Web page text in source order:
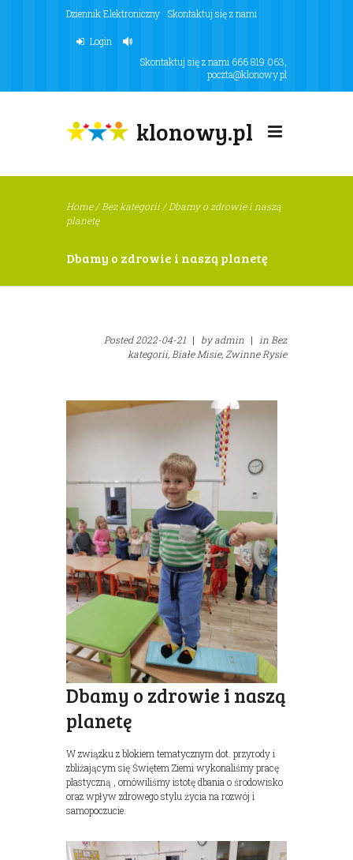
Dziennik Elektroniczny Skontaktuj się z nami
Login
Skontaktuj się z nami 666 819 063
poczta@klonowy.pl
klonowy.pl
Home/Bez kategorii/Dbamy o zdrowie i naszą
planetę
Dbamy o zdrowie i naszą planetę
Posted2022-04-21 | byadmin | inBez
kategorii,Białe Misie,Zwinne Rysie
Dbamy o zdrowie i naszą
planetę
W związku z blokiem tematycznym dot. przyrody i
zbliżającym się Świętem Ziemi wykonaliśmy pracę
plastyczną , omówiliśmy istotę dbania o środowisko
oraz wpływ zdrowego stylu życia na rozwój i
samopoczucie.